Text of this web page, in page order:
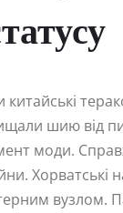
китайські
шию від
моди.